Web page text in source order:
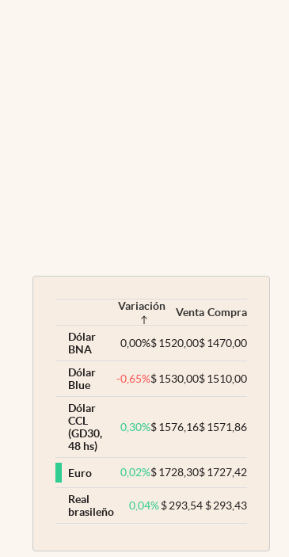
Variación Venta Compra
Dólar
BNA
0,00%$1520,00$1470,00
Dólar
Blue
-0,65%$1530,00$1510,00
Dólar
CCL
(GD30,
48 hs)
0,30%$1576,16$1571,86
Euro 0,02%$1728,30$1727,42
Real
brasileño
0,04% $293,54 $293,43